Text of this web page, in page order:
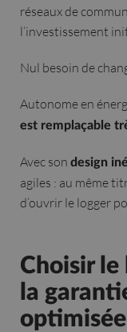
réseaux de
l’investissement
Nul besoin de
Autonome en
est remplaçable
Avec son design
agiles : au même
d’ouvrir le logger
Choisir le
la